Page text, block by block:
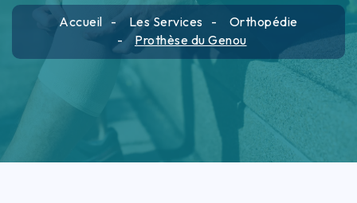
Accueil Les Services
Orthopédie
Prothèse du Genou